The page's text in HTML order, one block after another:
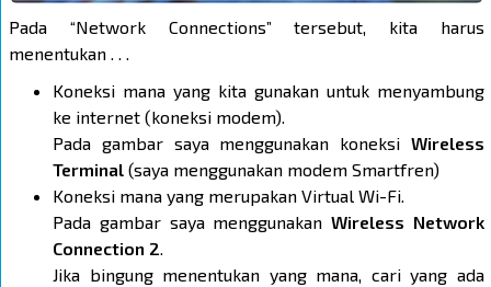
Pada “Network Connections” tersebut, kita harus
menentukan . . .
Koneksi mana yang kita gunakan untuk menyambung
ke internet (koneksi modem).
Pada gambar saya menggunakan koneksi Wireless
Terminal (saya menggunakan modem Smartfren)
Koneksi mana yang merupakan Virtual Wi-Fi.
Pada gambar saya menggunakanWireless Network
Connection 2.
Jika bingung menentukan yang mana, cari yang ada